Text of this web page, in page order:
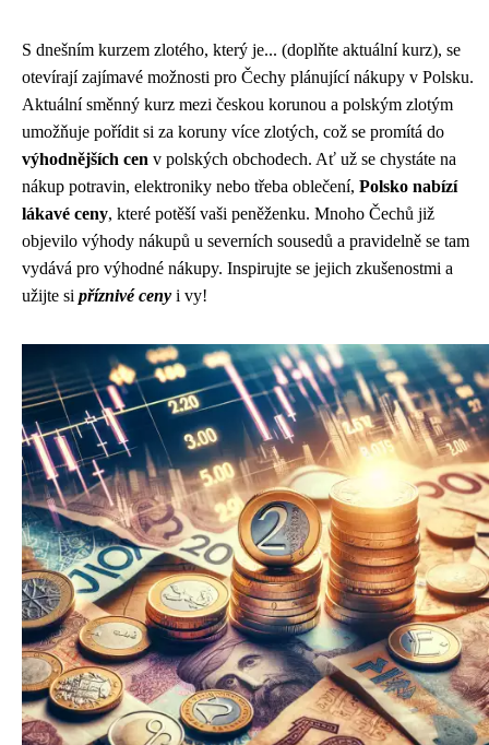
S dnešním kurzem zlotého, který je... (doplňte aktuální kurz), se
otevírají zajímavé možnosti pro Čechy plánující nákupy v Polsku.
Aktuální směnný kurz mezi českou korunou a polským zlotým
umožňuje pořídit si za koruny více zlotých, což se promítá do
výhodnějších cen v polských obchodech. Ať už se chystáte na
nákup potravin, elektroniky nebo třeba oblečení, Polsko nabízí
lákavé ceny, které potěší vaši peněženku. Mnoho Čechů již
objevilo výhody nákupů u severních sousedů a pravidelně se tam
vydává pro výhodné nákupy. Inspirujte se jejich zkušenostmi a
užijte si příznivé ceny i vy!